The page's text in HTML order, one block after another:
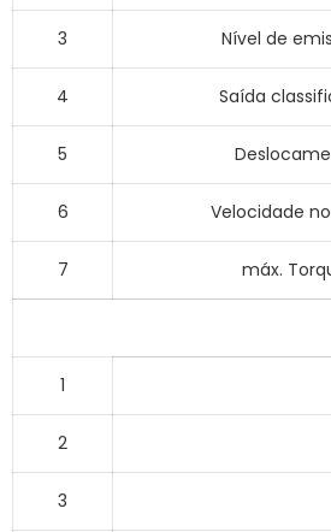
3 Nível de
4 Saída
5
6 Velocidade
7 máx.
1
2
3